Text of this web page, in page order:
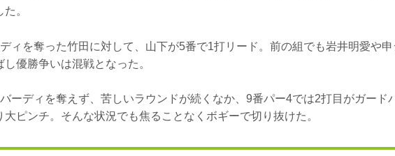
。
ィを奪った竹田に対して、山下が5番で1打リード。前の組でも岩井明愛や申
優勝争いは混戦となった。
ーディを奪えず、苦しいラウンドが続くなか、9番パー4では2打目がガード
大ピンチ。そんな状況でも焦ることなくボギーで切り抜けた。